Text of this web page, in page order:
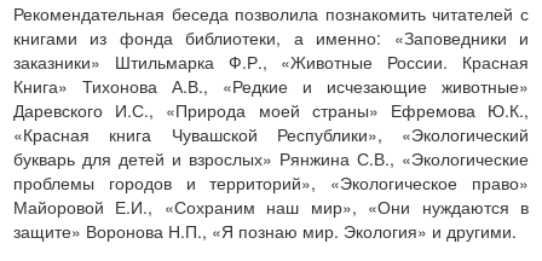
Рекомендательная беседа позволила познакомить читателей с
книгами из фонда библиотеки, а именно: «Заповедники и
заказники» Штильмарка Ф.Р., «Животные России. Красная
Книга» Тихонова А.В., «Редкие и исчезающие животные»
Даревского И.С., «Природа моей страны» Ефремова Ю.К.,
«Красная книга Чувашской Республики», «Экологический
букварь для детей и взрослых» Рянжина С.В., «Экологические
проблемы городов и территорий», «Экологическое право»
Майоровой Е.И., «Сохраним наш мир», «Они нуждаются в
защите» Воронова Н.П., «Я познаю мир. Экология» и другими.